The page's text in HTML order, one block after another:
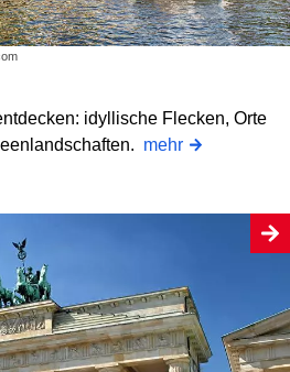
idyllische Flecken, Orte
mehr